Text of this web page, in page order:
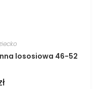
lososiowa 46-52